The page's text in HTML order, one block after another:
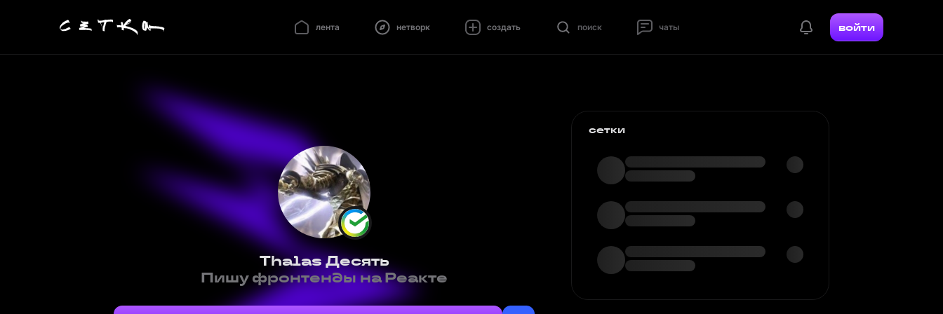
лента нетворк создать поиск чаты войти
Thalas Десять
Пишу фронтенды на Реакте
сетки